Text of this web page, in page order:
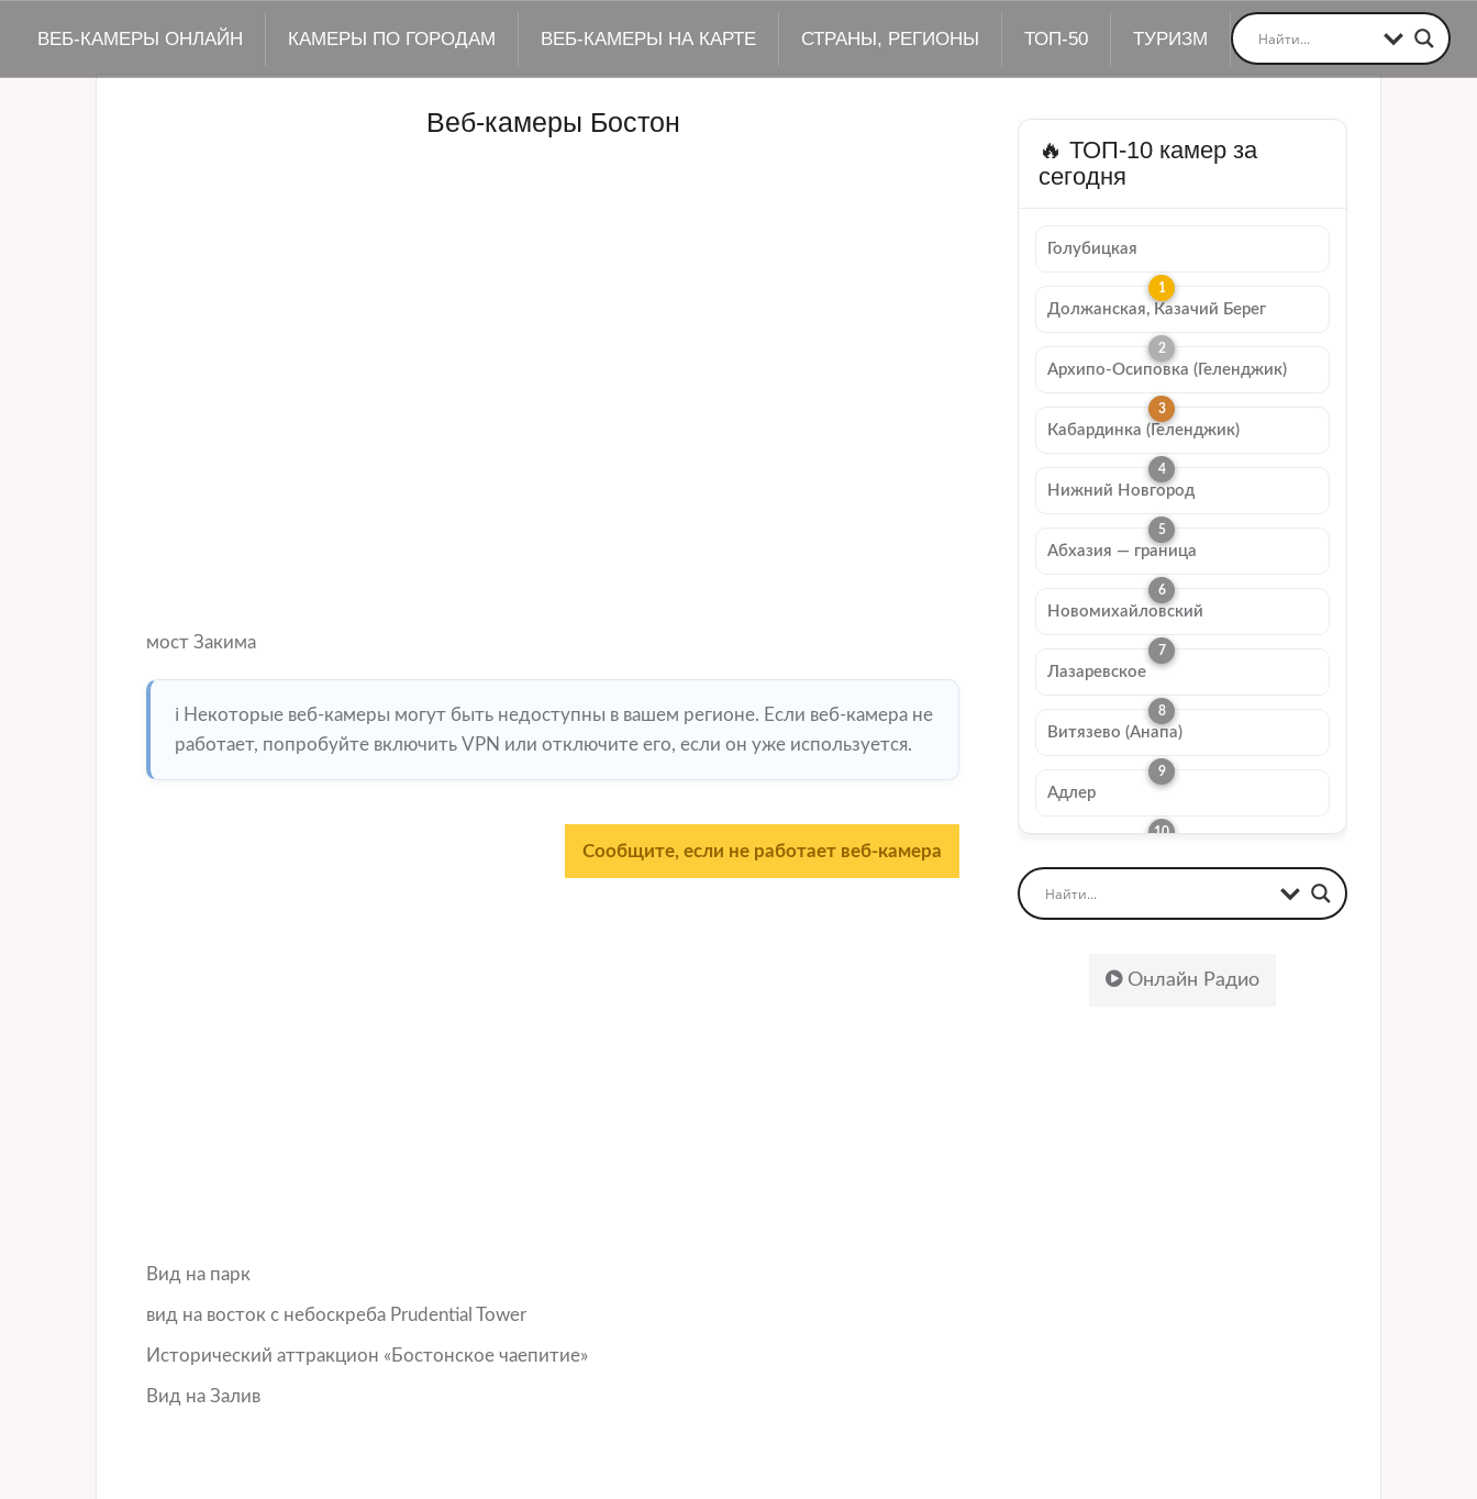
ВЕБ-КАМЕРЫ ОНЛАЙН КАМЕРЫ ПО ГОРОДАМ ВЕБ-КАМЕРЫ НА КАРТЕ СТРАНЫ, РЕГИОНЫ ТОП-50 ТУРИЗМ
Веб-камеры Бостон
мост Закима
ℹ️ Некоторые веб-камеры могут быть недоступны в вашем регионе. Если веб-камера не
работает, попробуйте включить VPN или отключите его, если он уже используется.
Сообщите, если не работает веб-камера
Вид на парк
вид на восток с небоскреба Prudential Tower
Исторический аттракцион «Бостонское чаепитие»
Вид на Залив
🔥 ТОП-10 камер за
сегодня
Голубицкая
Должанская, Казачий Берег
Архипо-Осиповка (Геленджик)
Кабардинка (Геленджик)
Нижний Новгород
Абхазия — граница
Новомихайловский
Лазаревское
Витязево (Анапа)
Адлер
Онлайн Радио